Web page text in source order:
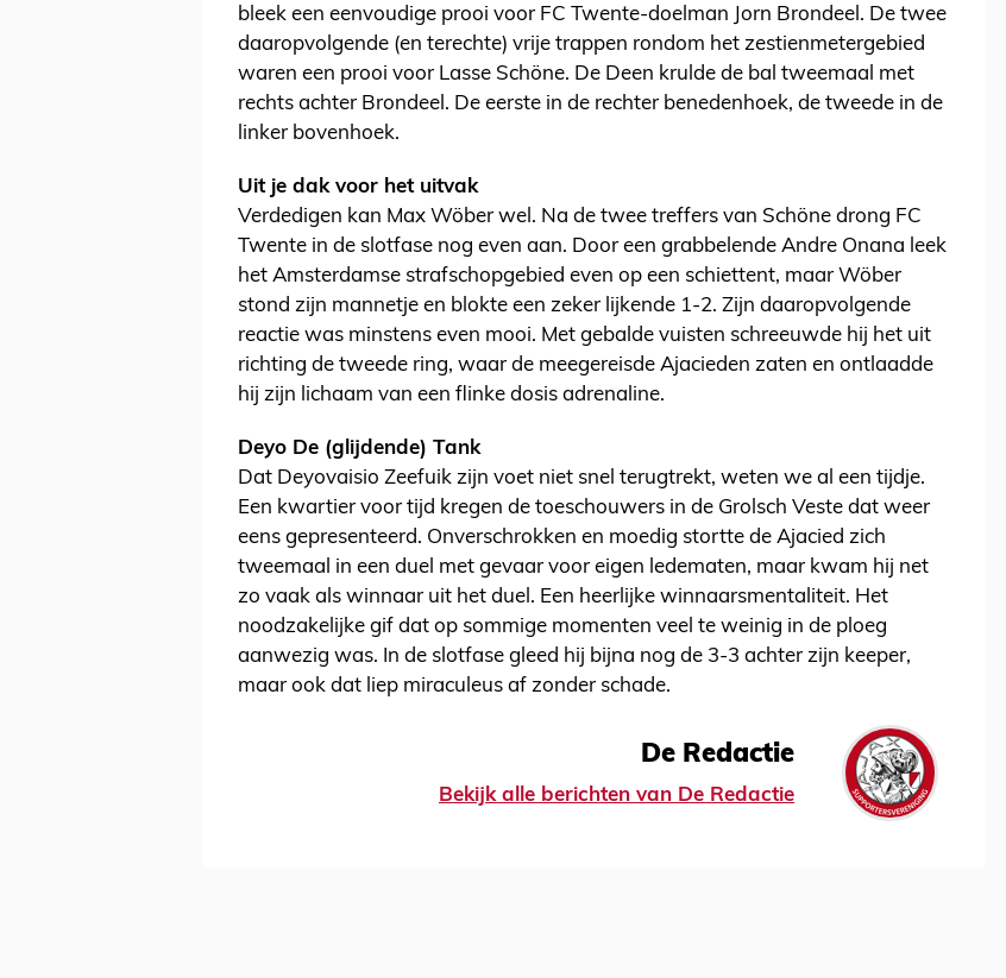
bleek een eenvoudige prooi voor FC Twente-doelman Jorn Brondeel. De twee
daaropvolgende (en terechte) vrije trappen rondom het zestienmetergebied
waren een prooi voor Lasse Schöne. De Deen krulde de bal tweemaal met
rechts achter Brondeel. De eerste in de rechter benedenhoek, de tweede in de
linker bovenhoek.
Uit je dak voor het uitvak
Verdedigen kan Max Wöber wel. Na de twee treffers van Schöne drong FC
Twente in de slotfase nog even aan. Door een grabbelende Andre Onana leek
het Amsterdamse strafschopgebied even op een schiettent, maar Wöber
stond zijn mannetje en blokte een zeker lijkende 1-2. Zijn daaropvolgende
reactie was minstens even mooi. Met gebalde vuisten schreeuwde hij het uit
richting de tweede ring, waar de meegereisde Ajacieden zaten en ontlaadde
hij zijn lichaam van een flinke dosis adrenaline.
Deyo De (glijdende) Tank
Dat Deyovaisio Zeefuik zijn voet niet snel terugtrekt, weten we al een tijdje.
Een kwartier voor tijd kregen de toeschouwers in de Grolsch Veste dat weer
eens gepresenteerd. Onverschrokken en moedig stortte de Ajacied zich
tweemaal in een duel met gevaar voor eigen ledematen, maar kwam hij net
zo vaak als winnaar uit het duel. Een heerlijke winnaarsmentaliteit. Het
noodzakelijke gif dat op sommige momenten veel te weinig in de ploeg
aanwezig was. In de slotfase gleed hij bijna nog de 3-3 achter zijn keeper,
maar ook dat liep miraculeus af zonder schade.
De Redactie
Bekijk alle berichten van De Redactie